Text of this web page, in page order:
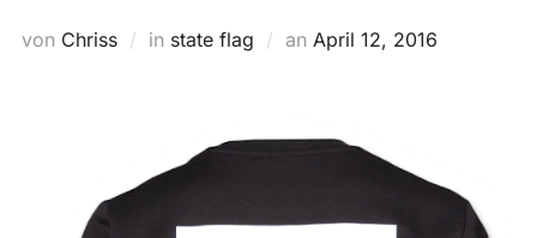
von Chriss in state flag an Veröffentlicht
April 12, 2016